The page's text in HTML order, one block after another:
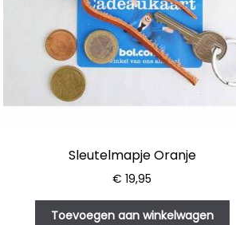
Sleutelmapje Oranje
€ 19,95
Toevoegen aan winkelwagen